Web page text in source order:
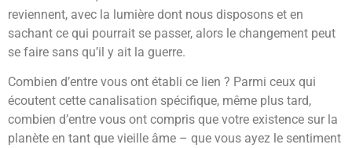
reviennent, avec la lumière dont nous disposons et en
sachant ce qui pourrait se passer, alors le changement peut
se faire sans qu’il y ait la guerre.
Combien d’entre vous ont établi ce lien ? Parmi ceux qui
écoutent cette canalisation spécifique, même plus tard,
combien d’entre vous ont compris que votre existence sur la
planète en tant que vieille âme – que vous ayez le sentiment